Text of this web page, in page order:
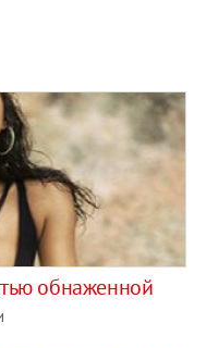
обнаженной